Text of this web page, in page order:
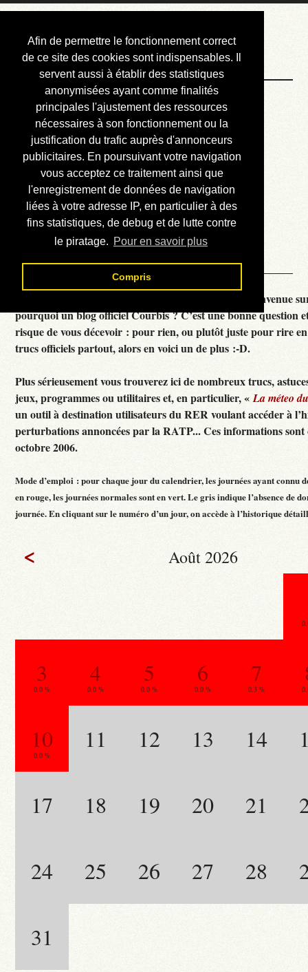
Afin de permettre le fonctionnement correct
de ce site des cookies sont indispensables. Il
servent aussi à établir des statistiques
anonymisées ayant comme finalités
principales l'ajustement des ressources
nécessaires à son fonctionnement ou la
justification du trafic auprès d'annonceurs
publicitaires. En poursuivant votre navigation
vous acceptez ce traitement ainsi que
l'enregistrement de données de navigation
liées à votre adresse IP, en particulier à des
fins statistiques, de debug et de lutte contre
le piratage. Pour en savoir plus
Compris
Courbis, « LE »
Blog Officiel
Bienvenue
Réalisations
Divers (et d’été)
Annonces
Liens externes
Téléchargement
Contact
Courbis, « LE » Blog Officiel - je vous souhaite la bienvenue
pourquoi un blog officiel Courbis ? C’est une bonne question
risque de vous décevoir : pour rien, ou plutôt juste pour rire
trucs officiels partout, alors en voici un de plus :-D.
Plus sérieusement vous trouverez ici de nombreux trucs,
jeux, programmes ou utilitaires et, en particulier, «La méteo
un outil à destination utilisateurs du RER voulant accéder à
perturbations annoncées par la RATP... Ces informations sont
octobre 2006.
Mode d’emploi : pour chaque jour du calendrier, les journées ayant connu
en rouge, les journées normales sont en vert. Le gris indique l’absence de
journée. En cliquant sur le numéro d’un jour, on accède à l’historique
< Août 2026
3
0.0 %
4
0.0 %
5
0.0 %
6
0.0 %
7
0.3 %
10
0.0 %
11 12 13 14
17 18 19 20 21
24 25 26 27 28
31